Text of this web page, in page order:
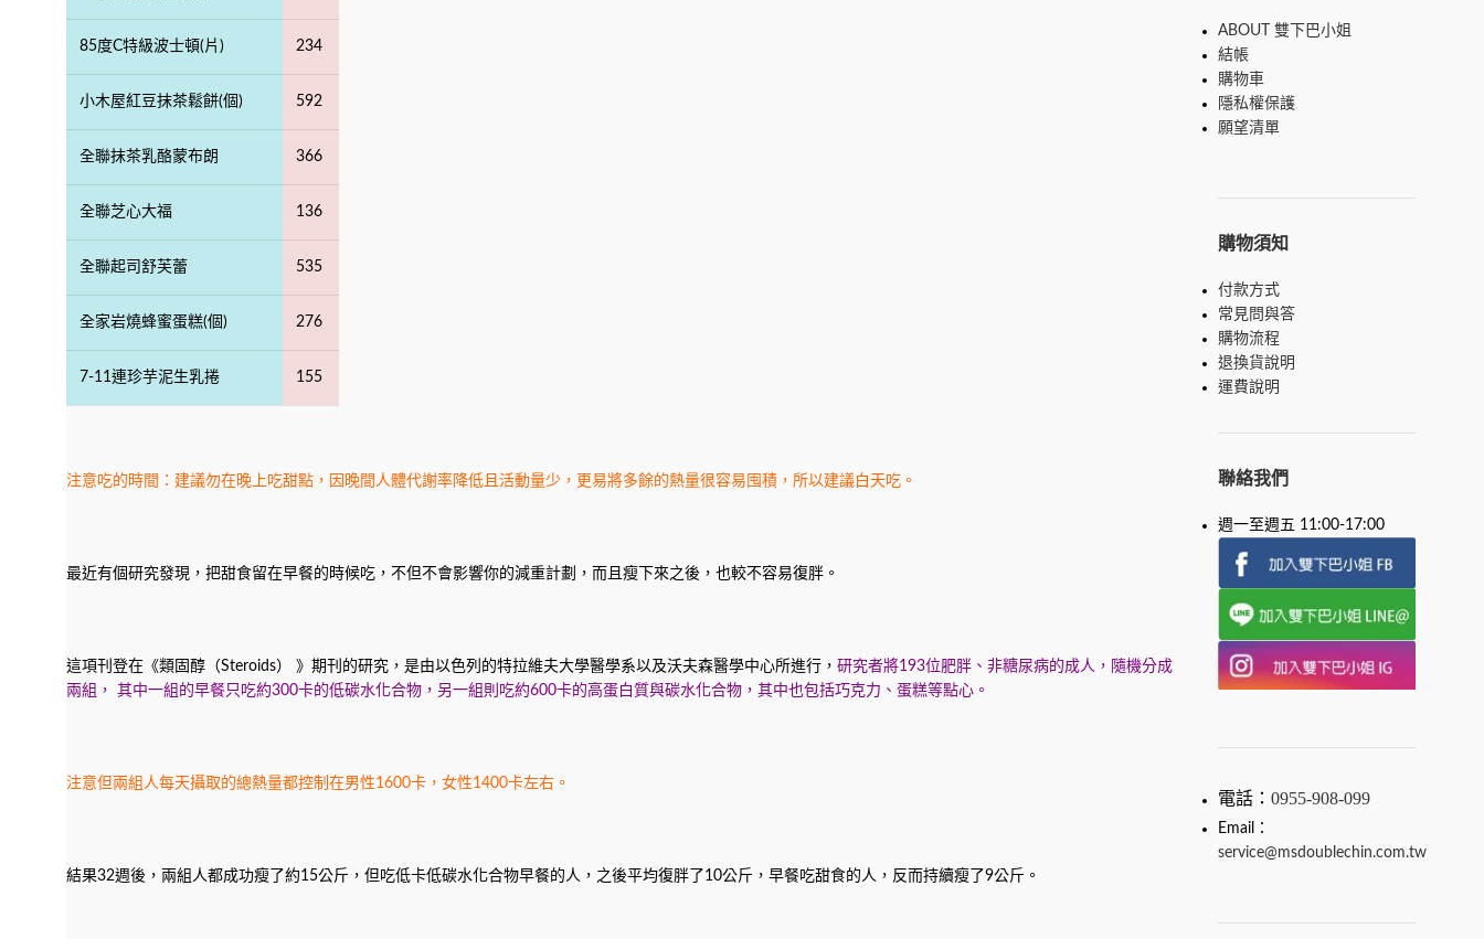
85度C特級波士頓(片) 234
小木屋紅豆抹茶鬆餅(個) 592
全聯抹茶乳酪蒙布朗 366
全聯芝心大福 136
全聯起司舒芙蕾 535
全家岩燒蜂蜜蛋糕(個) 276
7-11連珍芋泥生乳捲 155
注意吃的時間：建議勿在晚上吃甜點，因晚間人體代謝率降低且活動量少，更易將多餘的熱量很容易囤積，所以建議白天吃。
最近有個研究發現，把甜食留在早餐的時候吃，不但不會影響你的減重計劃，而且瘦下來之後，也較不容易復胖。
這項刊登在《類固醇（Steroids） 》期刊的研究，是由以色列的特拉維夫大學醫學系以及沃夫森醫學中心所進行， 研究者將193位肥胖、非糖尿病的成人，隨機分成
兩組， 其中一組的早餐只吃約300卡的低碳水化合物，另一組則吃約600卡的高蛋白質與碳水化合物，其中也包括巧克力、蛋糕等點心。
注意但兩組人每天攝取的總熱量都控制在男性1600卡，女性1400卡左右。
結果32週後，兩組人都成功瘦了約15公斤，但吃低卡低碳水化合物早餐的人，之後平均復胖了10公斤，早餐吃甜食的人，反而持續瘦了9公斤。
ABOUT 雙下巴小姐
結帳
購物車
隱私權保護
願望清單
購物須知
付款方式
常見問與答
購物流程
退換貨說明
運費說明
聯絡我們
週一至週五 11:00-17:00
電話：0955-908-099
Email：
service@msdoublechin.com.tw